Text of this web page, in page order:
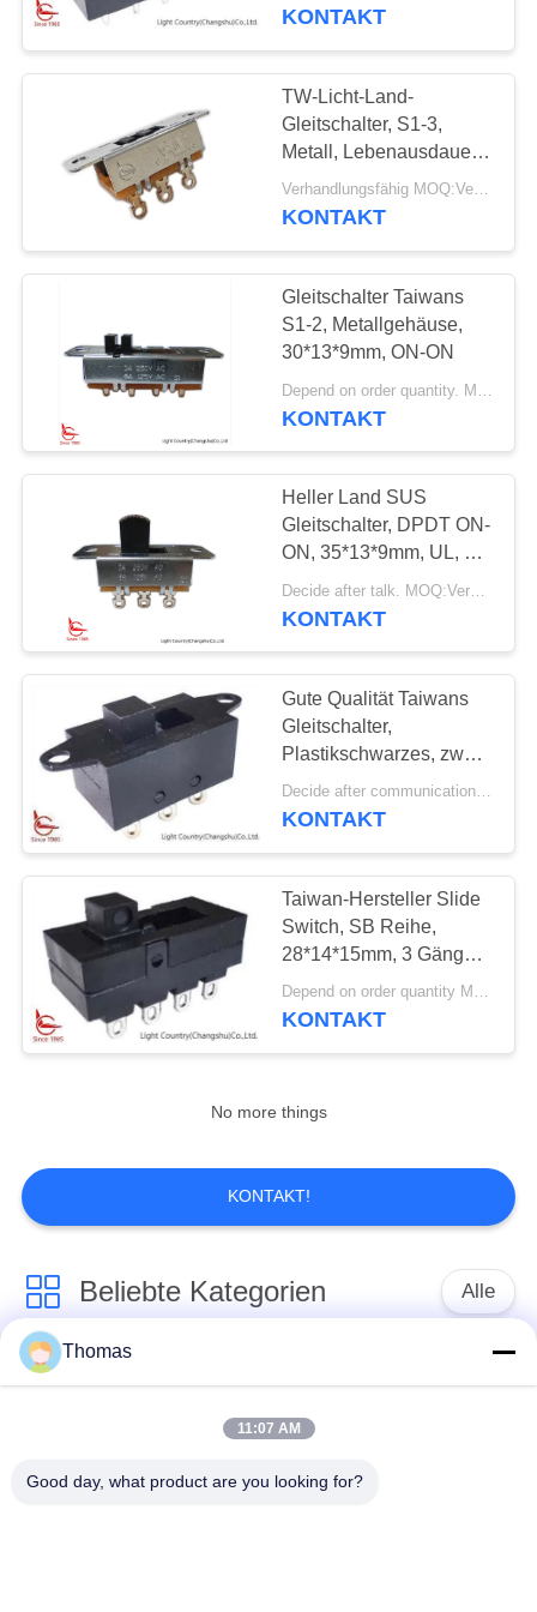
FABRIK-
AUSFLUG
QUALITÄTSKONTROLLE
SIE
UNS
VERBINDUNG
NACHRICHTEN
FÄLLE
SITEMAP
PRIVACY
POLICY
Handrücksteller-
Thermostat
Thermoschalter
ksd301
Wippenschalter
Druckknopf-
elektrischer Schalter
24
Wasserdichter
Netzschalter
Schiebeschalter
7
TUV, 16A 250V
KONTAKT
TW-Licht-Land-
Gleitschalter, S1-3,
Metall, Lebenausdauer
30000 Zyklen
Verhandlungsfähig MOQ:Verhandelbar
KONTAKT
Gleitschalter Taiwans
S1-2, Metallgehäuse,
30*13*9mm, ON-ON
KONTAKT
Heller Land SUS
Gleitschalter, DPDT ON-
ON, 35*13*9mm, UL, 3A
250V Wechselstrom
Decide after talk. MOQ:Verhandelbar
KONTAKT
Gute Qualität Taiwans
Gleitschalter,
Plastikschwarzes, zwei
Gänge,
37mm*14.2mm*12m, UL
Decide after communication. MOQ:1000pcs
KONTAKT
Taiwan-Hersteller Slide
Switch, SB Reihe,
28*14*15mm, 3 Gänge,
Schwarzes, 10A 250V
Depend on order quantity MOQ:1000
KONTAKT
No more things
KONTAKT!
Beliebte Kategorien Alle
Zurücksetzens
Thomas
11:07 AM
Good day, what product are you looking for?